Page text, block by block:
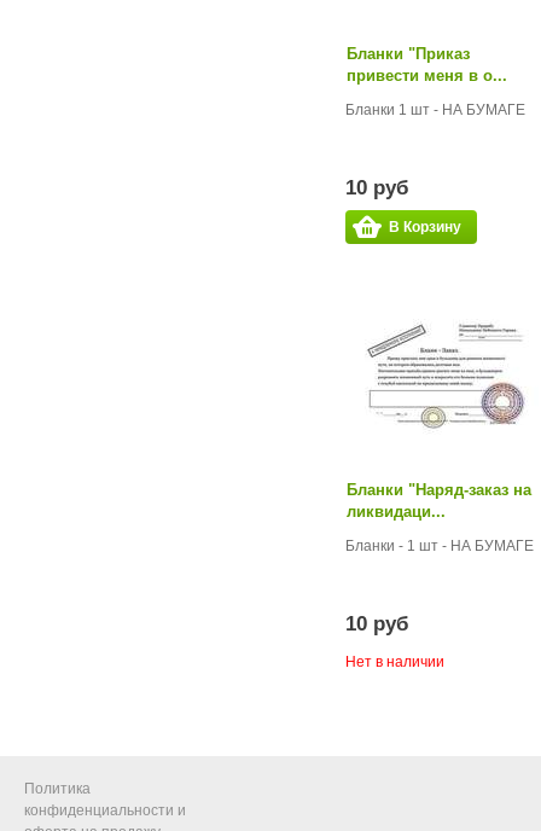
Бланки "Приказ
привести меня в о...
Бланки 1 шт - НА БУМАГЕ
10 руб
В Корзину
Бланки "Наряд-заказ на
ликвидаци...
Бланки - 1 шт - НА БУМАГЕ
10 руб
Нет в наличии
Политика
конфиденциальности и